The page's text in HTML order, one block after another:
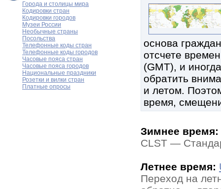
Города и столицы мира
Кодировки стран
Кодировки городов
Музеи России
Необычные страны
Посольства
Телефонные коды стран
Телефонные коды городов
Часовые пояса стран
Часовые пояса городов
Национальные праздники
Розетки и вилки стран
Платные опросы
основа
отсчете
(GMT), и
обратить
и летом.
время,
Зимнее время:
CLST —
Летнее время:
Переход на